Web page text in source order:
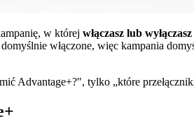
w której włączasz lub
włączone, więc kampania
Advantage+?", tylko „które